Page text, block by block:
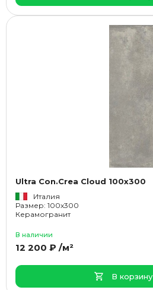
Ultra Con.Crea Cloud 100x300
Италия
Размер: 100x300
Керамогранит
В наличии
12 200 ₽ /м²
В корзину